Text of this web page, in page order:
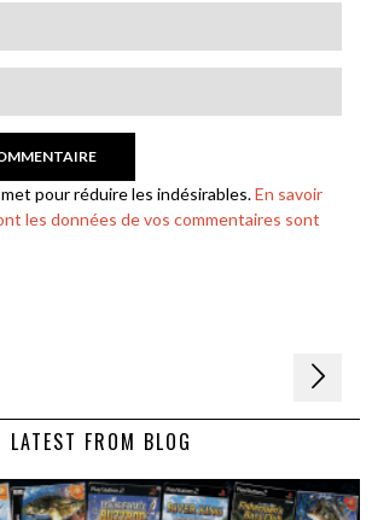
pour réduire les indésirables.En savoir
les données de vos commentaires sont
LATEST FROM BLOG